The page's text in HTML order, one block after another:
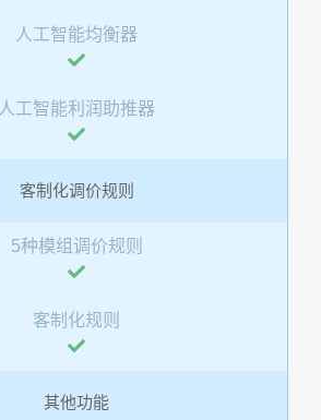
人工智能均衡器
人工智能利润助推器
客制化调价规则
5种模组调价规则
客制化规则
其他功能